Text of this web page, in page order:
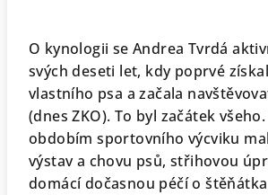
O kynologii se Andrea Tvrdá
svých deseti let, kdy poprvé
vlastního psa a začala
(dnes ZKO). To byl začátek
obdobím sportovního výcviku
výstav a chovu psů, střihovou
domácí dočasnou péčí o